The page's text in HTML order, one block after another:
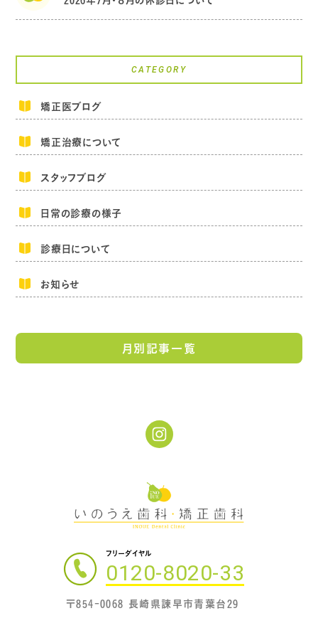
CATEGORY
矯正医ブログ
矯正治療について
スタッフブログ
日常の診療の様子
診療日について
お知らせ
月別記事一覧
フリーダイヤル
0120-8020-33
〒854-0068 長崎県諫早市青葉台29